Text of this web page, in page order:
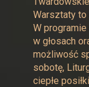
Warsztaty to
W
w głosach
możliwość
sobotę,
ciepłe